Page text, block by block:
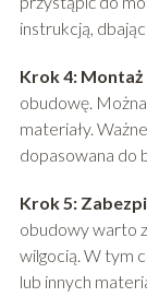
instrukcją,
Krok 4:
obudowę.
materiały.
dopasowana do
Krok 5:
obudowy warto
wilgocią. W tym
lub innych